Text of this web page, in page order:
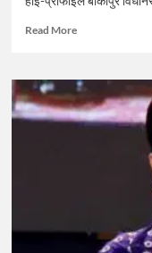
Read MoreRead
प्रशांत
किशोर
फतह
की
भाजपा